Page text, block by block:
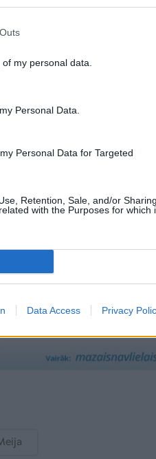
my personal data.
Personal Data.
Personal Data for Targeted
Retention, Sale, and/or Sharing
with the Purposes for which
Data Access Privacy
4 porcijām nedēļā.
zivs. Labi, ja reizi
tīros ūdeņos.
vai arī gatavot cepeškrāsnī.
procesā tajās rodas
uzkodu neiesaka iekļaut
dēļ, kas ir šādos
vecumam.
var saņemt arī ar